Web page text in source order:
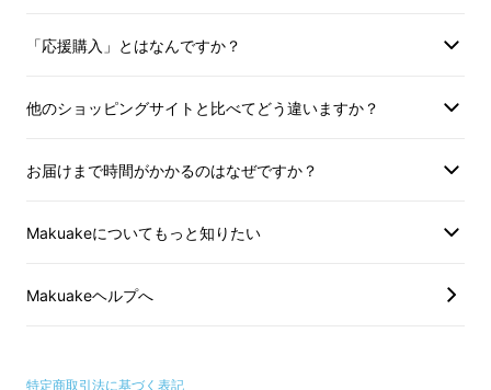
三代目社長の今までに行った攻めのチャレンジ
■2017年3月 岩崎本舗としては初の「ファス
「応援購入」とはなんですか？
他のショッピングサイトと比べてどう違いますか？
お届けまで時間がかかるのはなぜですか？
Makuakeについてもっと知りたい
Makuakeヘルプへ
特定商取引法に基づく表記